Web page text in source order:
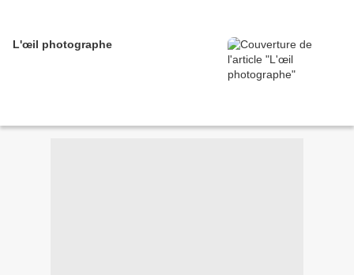
L'œil photographe